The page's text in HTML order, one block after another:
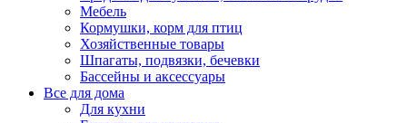
Мебель
Кормушки, корм для птиц
Хозяйственные товары
Шпагаты, подвязки, бечевки
Бассейны и аксессуары
Все для дома
Для кухни